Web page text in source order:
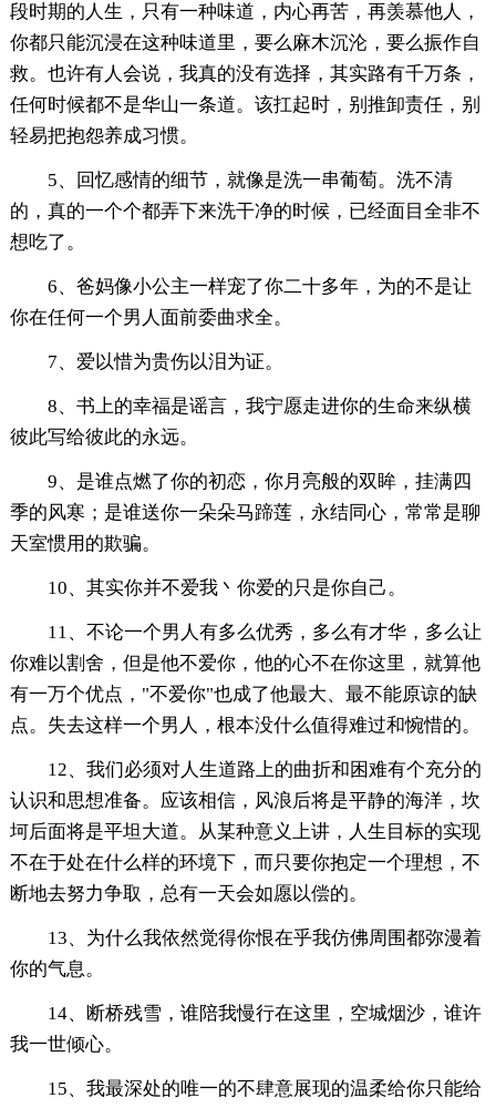
段时期的人生，只有一种味道，内心再苦，再羡慕他人，
你都只能沉浸在这种味道里，要么麻木沉沦，要么振作自
救。也许有人会说，我真的没有选择，其实路有千万条，
任何时候都不是华山一条道。该扛起时，别推卸责任，别
轻易把抱怨养成习惯。
5、回忆感情的细节，就像是洗一串葡萄。洗不清
的，真的一个个都弄下来洗干净的时候，已经面目全非不
想吃了。
6、爸妈像小公主一样宠了你二十多年，为的不是让
你在任何一个男人面前委曲求全。
7、爱以惜为贵伤以泪为证。
8、书上的幸福是谣言，我宁愿走进你的生命来纵横
彼此写给彼此的永远。
9、是谁点燃了你的初恋，你月亮般的双眸，挂满四
季的风寒；是谁送你一朵朵马蹄莲，永结同心，常常是聊
天室惯用的欺骗。
10、其实你并不爱我丶你爱的只是你自己。
11、不论一个男人有多么优秀，多么有才华，多么让
你难以割舍，但是他不爱你，他的心不在你这里，就算他
有一万个优点，"不爱你"也成了他最大、最不能原谅的缺
点。失去这样一个男人，根本没什么值得难过和惋惜的。
12、我们必须对人生道路上的曲折和困难有个充分的
认识和思想准备。应该相信，风浪后将是平静的海洋，坎
坷后面将是平坦大道。从某种意义上讲，人生目标的实现
不在于处在什么样的环境下，而只要你抱定一个理想，不
断地去努力争取，总有一天会如愿以偿的。
13、为什么我依然觉得你恨在乎我仿佛周围都弥漫着
你的气息。
14、断桥残雪，谁陪我慢行在这里，空城烟沙，谁许
我一世倾心。
15、我最深处的唯一的不肆意展现的温柔给你只能给